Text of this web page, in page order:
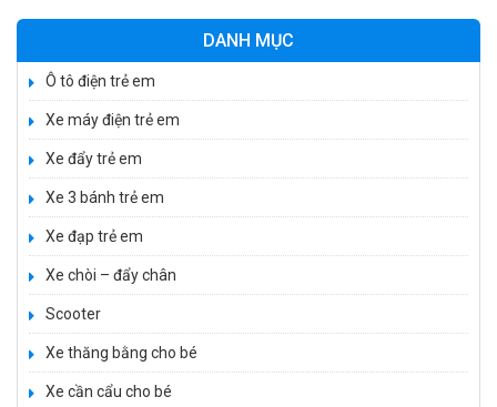
DANH MỤC
Ô tô điện trẻ em
Xe máy điện trẻ em
Xe đẩy trẻ em
Xe 3 bánh trẻ em
Xe đạp trẻ em
Xe chòi – đẩy chân
Scooter
Xe thăng bằng cho bé
Xe cần cẩu cho béXe 3 bánh đạp trẻ em FE-188